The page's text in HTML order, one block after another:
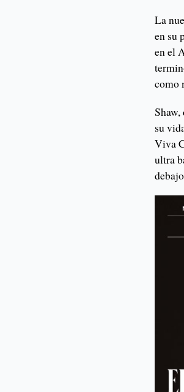
La
en su
en el
como
su
Viva
ultra